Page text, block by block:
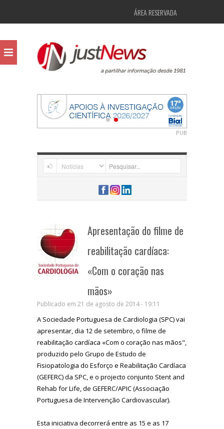
ÁREA RESERVADA
PUB
Apresentação do filme de
reabilitação cardíaca:
«Com o coração nas
mãos»
Publicado em 21 de agosto de 2014 - 19:11
A Sociedade Portuguesa de Cardiologia (SPC) vai
apresentar, dia 12 de setembro, o filme de
reabilitação cardíaca «Com o coração nas mãos",
produzido pelo Grupo de Estudo de
Fisiopatologia do Esforço e Reabilitação Cardíaca
(GEFERC) da SPC, e o projecto conjunto Stent and
Rehab for Life, de GEFERC/APIC (Associação
Portuguesa de Intervenção Cardiovascular).
Esta iniciativa decorrerá entre as 15 e as 17